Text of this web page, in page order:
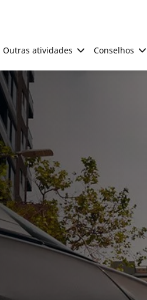
Outras atividades Conselhos